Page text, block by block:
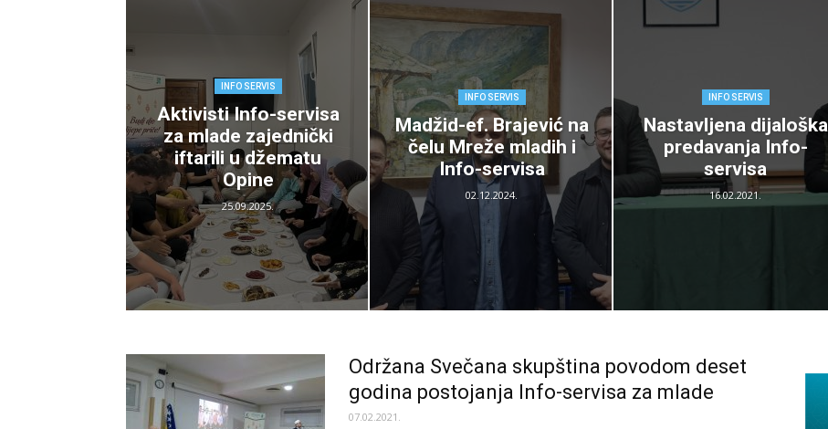
INFO SERVIS
Aktivisti Info-servisa
za mlade zajednički
iftarili u džematu
Opine
25.09.2025.
INFO SERVIS
Madžid-ef. Brajević na
čelu Mreže mladih i
Info-servisa
02.12.2024.
INFO SERVIS
Nastavljena dijaloška
predavanja Info-
servisa
16.02.2021.
Održana Svečana skupština povodom deset
godina postojanja Info-servisa za mlade
07.02.2021.